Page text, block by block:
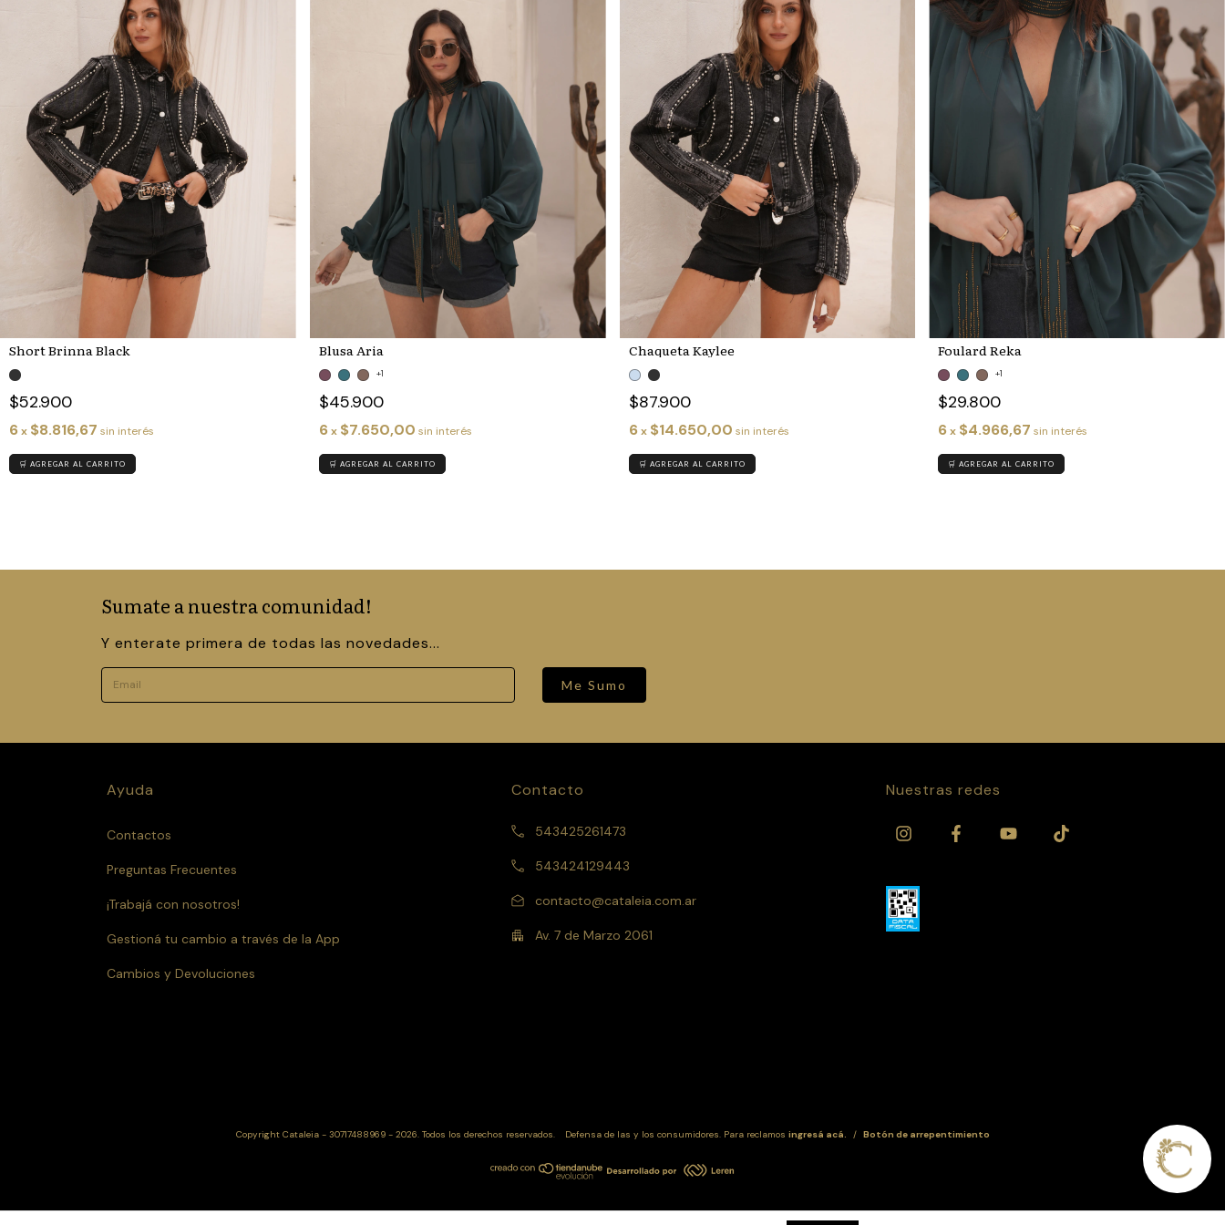
Short Brinna Black
$52.900
6x $8.816,67 sin interés
🛒 AGREGAR AL CARRITO
Blusa Aria
+1
$45.900
6 x $7.650,00 sin interés
🛒 AGREGAR AL CARRITO
Chaqueta Kaylee
$87.900
6 x $14.650,00 sin interés
🛒 AGREGAR AL CARRITO
Foulard Reka
+1
$29.800
6 x $4.966,67 sin interés
🛒 AGREGAR AL CARRITO
Sumate a nuestra comunidad!
Y enterate primera de todas las novedades...
Me Sumo
Ayuda
Contactos
Preguntas Frecuentes
¡Trabajá con nosotros!
Gestioná tu cambio a través de la App
Cambios y Devoluciones
Contacto
543425261473
543424129443
contacto@cataleia.com.ar
Av. 7 de Marzo 2061
Nuestras redes
Copyright Cataleia - 30717488969 - 2026. Todos los derechos reservados. Defensa de las y los consumidores. Para reclamos ingresá acá. / Botón de arrepentimiento